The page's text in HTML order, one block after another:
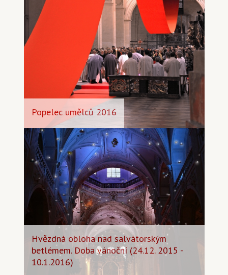
Popelec umělců 2016
Hvězdná obloha nad salvátorským
betlémem. Doba vánoční (24.12. 2015 -
10.1.2016)